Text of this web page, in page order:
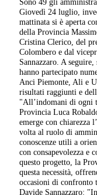
Giovedì 24 luglio,
mattinata si è aperta
della Provincia
Cristina Clerico, del
Colombero e dal
Sannazzaro. A
hanno partecipato
Anci Piemonte, Ali e
risultati raggiunti e
"All’indomani di ogni
Provincia Luca
emerge con chiarezza
volta al ruolo di
conoscenze utili a
con consapevolezza e
questo progetto, la
questa necessità,
occasioni di confronto
Davide Sannazzaro: